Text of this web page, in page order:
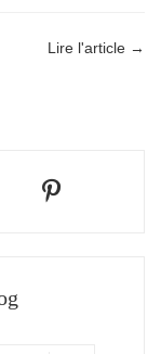
Lire l'article →